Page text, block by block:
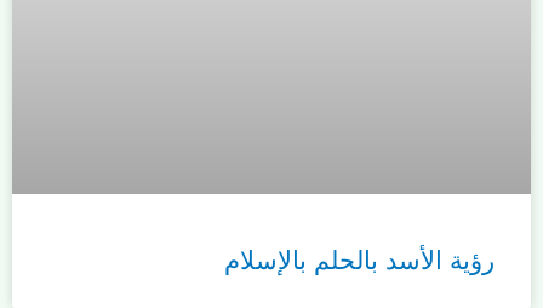
رؤية الأسد بالحلم بالإسلام